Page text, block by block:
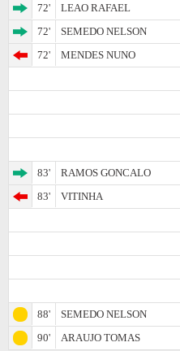
72'
LEAO RAFAEL
72'
SEMEDO NELSON
72'
MENDES NUNO
83'
RAMOS GONCALO
83'
VITINHA
88'
SEMEDO NELSON
90'
ARAUJO TOMAS